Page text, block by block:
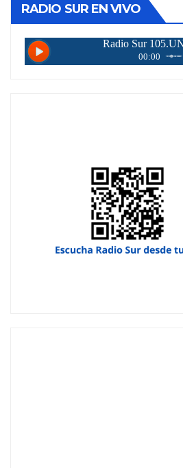
RADIO SUR EN VIVO